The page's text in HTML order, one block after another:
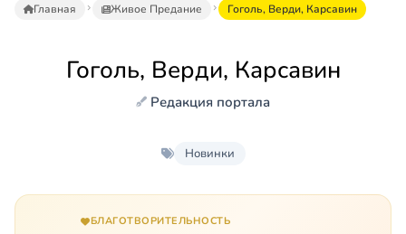
Главная Живое Предание Гоголь, Верди, Карсавин
Гоголь, Верди, Карсавин
Редакция портала
Новинки
БЛАГОТВОРИТЕЛЬНОСТЬ